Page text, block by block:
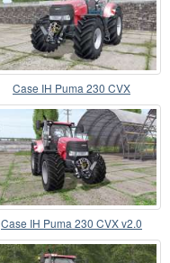
Case IH Puma 230 CVX
Case IH Puma 230 CVX v2.0